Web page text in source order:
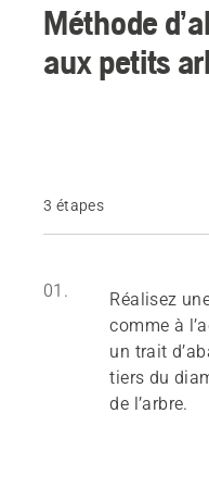
Méthode
aux petits
3 étapes
01.
Réalisez
comme à
un trait
tiers du
de l’arbre.